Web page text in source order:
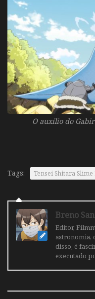
O auxílio do
Tags: Tensei Shitara
Breno
Editor,
astronomia,
disso, é
executado